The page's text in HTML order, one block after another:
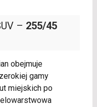
– 255/45
obejmuje
gamy
miejskich po